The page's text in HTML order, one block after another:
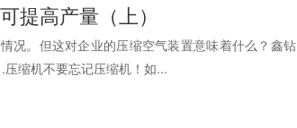
提高产量（上）
况。但这对企业的压缩空气装置意味着什么？鑫钻
缩机不要忘记压缩机！如...